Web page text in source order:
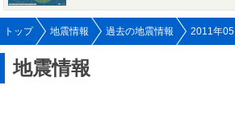
トップ 地震情報 過去の地震情報 2011年05
地震情報